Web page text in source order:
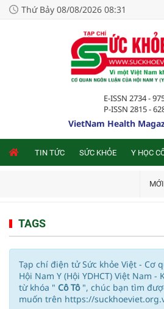
Thứ Bảy 08/08/2026 08:31
E-ISSN 2734 -
P-ISSN 2815 -
VietNam Health
TIN TỨC SỨC KHỎE Y HỌC
TAGS
Tạp chí điện tử Sức khỏe Việt - Cơ
Hội Nam Y (Hội YDHCT) Việt Nam
từ khóa " Cô Tô ", chúc bạn tìm
muốn trên https://